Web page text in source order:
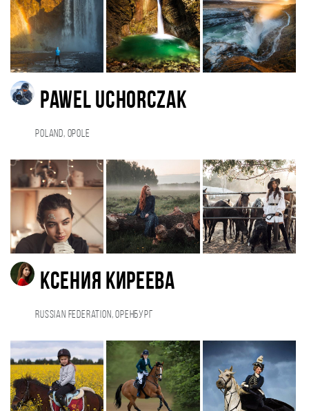
Pawel Uchorczak
Poland, Opole
Ксения Киреева
Russian Federation, Оренбург